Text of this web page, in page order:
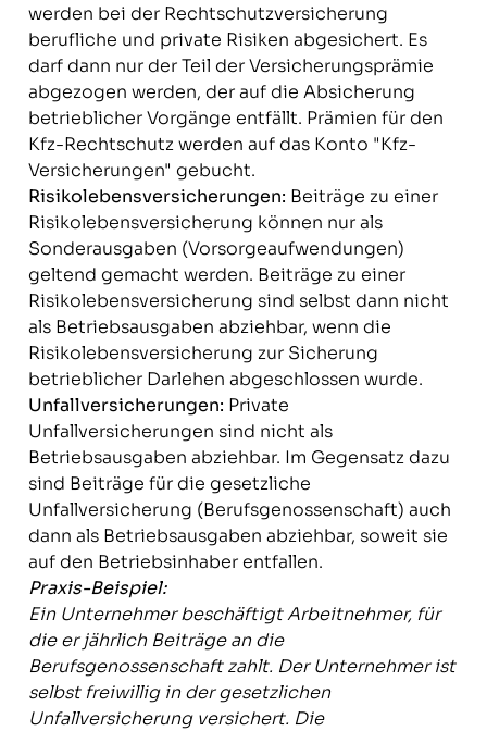
werden bei der Rechtschutzversicherung
berufliche und private Risiken abgesichert. Es
darf dann nur der Teil der Versicherungsprämie
abgezogen werden, der auf die Absicherung
betrieblicher Vorgänge entfällt. Prämien für den
Kfz-Rechtschutz werden auf das Konto "Kfz-
Versicherungen" gebucht.
Risikolebensversicherungen: Beiträge zu einer
Risikolebensversicherung können nur als
Sonderausgaben (Vorsorgeaufwendungen)
geltend gemacht werden. Beiträge zu einer
Risikolebensversicherung sind selbst dann nicht
als Betriebsausgaben abziehbar, wenn die
Risikolebensversicherung zur Sicherung
betrieblicher Darlehen abgeschlossen wurde.
Unfallversicherungen: Private
Unfallversicherungen sind nicht als
Betriebsausgaben abziehbar. Im Gegensatz dazu
sind Beiträge für die gesetzliche
Unfallversicherung (Berufsgenossenschaft) auch
dann als Betriebsausgaben abziehbar, soweit sie
auf den Betriebsinhaber entfallen.
Praxis-Beispiel:
Ein Unternehmer beschäftigt Arbeitnehmer, für
die er jährlich Beiträge an die
Berufsgenossenschaft zahlt. Der Unternehmer ist
selbst freiwillig in der gesetzlichen
Unfallversicherung versichert. Die